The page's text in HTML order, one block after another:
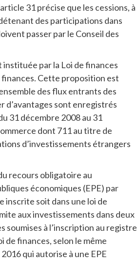
31 précise que les cessions, à
des participations dans
passer par le Conseil des
par la Loi de finances
finances. Cette proposition est
des flux entrants des
d’avantages sont enregistrés
31 décembre 2008 au 31
dont 711 au titre de
d’investissements étrangers
recours obligatoire au
économiques (EPE) par
inscrite soit dans une loi de
aux investissements dans deux
soumises à l’inscription au registre
de finances, selon le même
qui autorise à une EPE